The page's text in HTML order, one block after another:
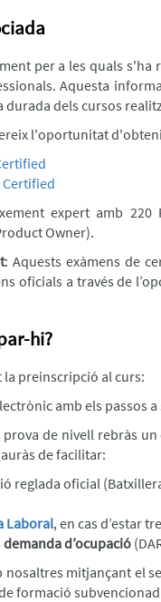
per a les quals
Aquesta
durada dels cursos
l'oportunitat
expert amb 220
Owner).
: Aquests exàmens de
oficials a través de
hi?
la preinscripció al curs:
amb els passos
prova de nivell rebràs
de facilitar:
reglada oficial
Laboral, en cas d’estar
demanda d’ocupació
nosaltres mitjançant el
formació